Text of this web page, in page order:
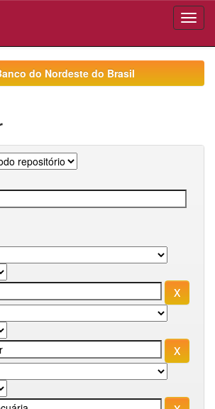
do Nordeste do Brasil